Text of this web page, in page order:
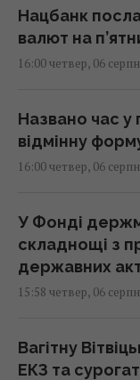
Нацбанк
валют на
16:00 четвер, 06
Названо час у
відмінну
16:00 четвер, 06
У Фонді
складнощі з
державних
15:58 четвер, 06
Вагітну
ЕКЗ та